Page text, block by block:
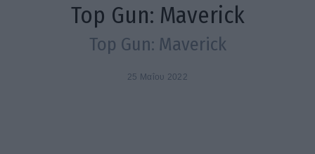
Top Gun: Maverick
Top Gun: Maverick
25 Μαΐου 2022